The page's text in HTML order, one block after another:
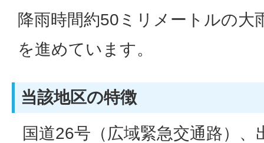
降雨時間約50ミリメートルの大
を進めています。
当該地区の特徴
国道26号（広域緊急交通路）、